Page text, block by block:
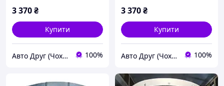
3 370₴
Купити
Авто Друг (Чохли, захист картера, килими) 100%
3 370₴
Купити
Авто Друг (Чохли, захист картера, килими) 100%